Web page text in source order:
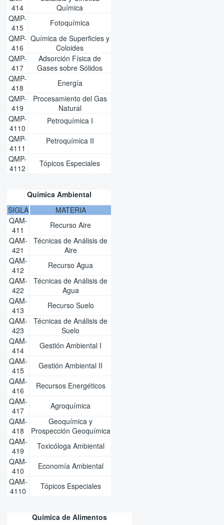
414
Química
QMP-
415
Fotoquímica
QMP-
416
Química de Superficies y
Coloides
QMP-
417
Adsorción Física de
Gases sobre Sólidos
QMP-
418
Energía
QMP-
419
Procesamiento del Gas
Natural
QMP-
4110
Petroquímica I
QMP-
4111
Petroquímica II
QMP-
4112
Tópicos Especiales
Química Ambiental
SIGLA
MATERIA
QAM-
411
Recurso Aire
QAM-
421
Técnicas de Análisis de
Aire
QAM-
412
Recurso Agua
QAM-
422
Técnicas de Análisis de
Agua
QAM-
413
Recurso Suelo
QAM-
423
Técnicas de Análisis de
Suelo
QAM-
414
Gestión Ambiental I
QAM-
415
Gestión Ambiental II
QAM-
416
Recursos Energéticos
QAM-
417
Agroquímica
QAM-
418
Geoquímica y
Prospección Geoquímica
QAM-
419
Toxicóloga Ambiental
QAM-
410
Economía Ambiental
QAM-
4110
Tópicos Especiales
Química de Alimentos